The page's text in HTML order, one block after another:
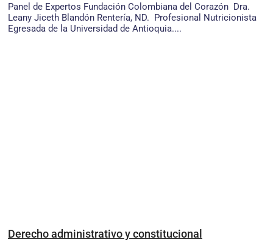
Panel de Expertos Fundación Colombiana del Corazón Dra.
Leany Jiceth Blandón Rentería, ND. Profesional Nutricionista
Egresada de la Universidad de Antioquia....
Derecho administrativo y constitucional